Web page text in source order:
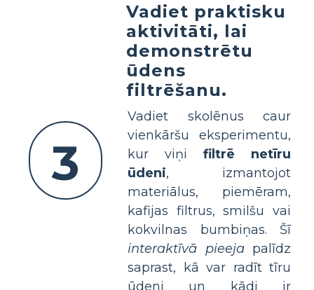
3
Vadiet praktisku
aktivitāti, lai
demonstrētu
ūdens
filtrēšanu.
Vadiet skolēnus caur
vienkāršu eksperimentu,
kur viņi filtrē netīru
ūdeni, izmantojot
materiālus, piemēram,
kafijas filtrus, smilšu vai
kokvilnas bumbiņas. Šī
interaktīvā pieejapalīdz
saprast, kā var radīt tīru
ūdeni un kādi ir